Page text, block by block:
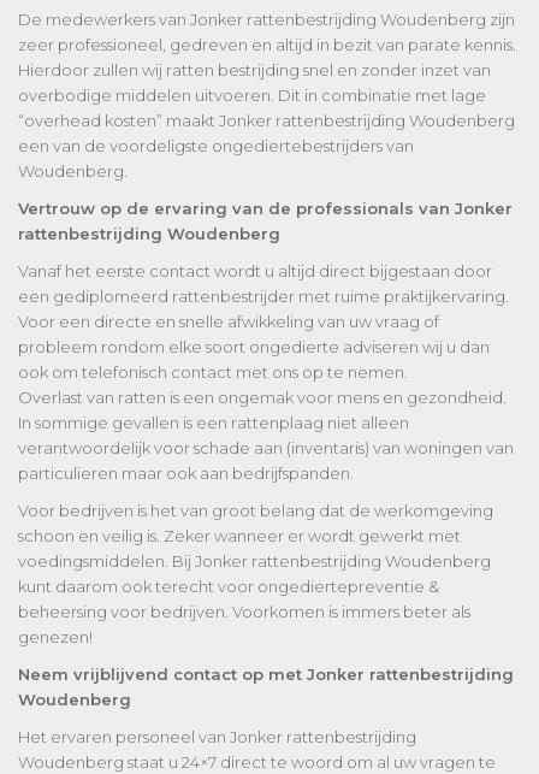
De medewerkers van Jonker rattenbestrijding Woudenberg zijn
zeer professioneel, gedreven en altijd in bezit van parate kennis.
Hierdoor zullen wij ratten bestrijding snel en zonder inzet van
overbodige middelen uitvoeren. Dit in combinatie met lage
“overhead kosten” maakt Jonker rattenbestrijding Woudenberg
een van de voordeligste ongediertebestrijders van
Woudenberg.
Vertrouw op de ervaring van de professionals van Jonker
rattenbestrijding Woudenberg
Vanaf het eerste contact wordt u altijd direct bijgestaan door
een gediplomeerd rattenbestrijder met ruime praktijkervaring.
Voor een directe en snelle afwikkeling van uw vraag of
probleem rondom elke soort ongedierte adviseren wij u dan
ook om telefonisch contact met ons op te nemen.
Overlast van ratten is een ongemak voor mens en gezondheid.
In sommige gevallen is een rattenplaag niet alleen
verantwoordelijk voor schade aan (inventaris) van woningen van
particulieren maar ook aan bedrijfspanden.
Voor bedrijven is het van groot belang dat de werkomgeving
schoon en veilig is. Zeker wanneer er wordt gewerkt met
voedingsmiddelen. Bij Jonker rattenbestrijding Woudenberg
kunt daarom ook terecht voor ongediertepreventie &
beheersing voor bedrijven. Voorkomen is immers beter als
genezen!
Neem vrijblijvend contact op met Jonker rattenbestrijding
Woudenberg
Het ervaren personeel van Jonker rattenbestrijding
Woudenberg staat u 24×7 direct te woord om al uw vragen te